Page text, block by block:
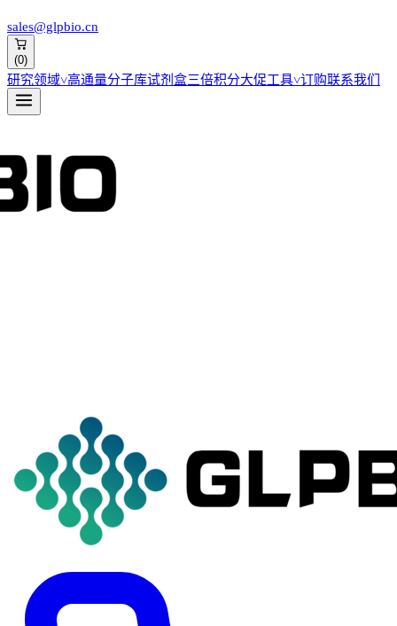
sales@glpbio.cn
(0)
研究领域˅高通量分子库试剂盒三倍积分大促工具˅订购联系我们